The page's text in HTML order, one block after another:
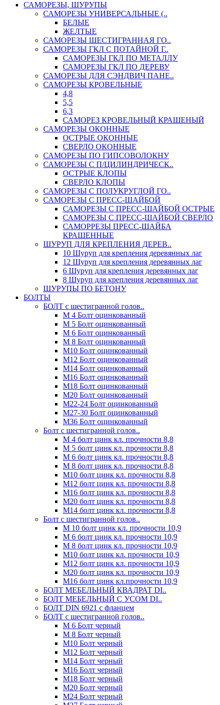
САМОРЕЗЫ, ШУРУПЫ
САМОРЕЗЫ УНИВЕРСАЛЬНЫЕ (..
БЕЛЫЕ
ЖЕЛТЫЕ
САМОРЕЗЫ ШЕСТИГРАННАЯ ГО..
САМОРЕЗЫ ГКЛ С ПОТАЙНОЙ Г..
САМОРЕЗЫ ГКЛ ПО МЕТАЛЛУ
САМОРЕЗЫ ГКЛ ПО ДЕРЕВУ
САМОРЕЗЫ ДЛЯ СЭНДВИЧ ПАНЕ..
САМОРЕЗЫ КРОВЕЛЬНЫЕ
4,8
5,5
6,3
САМОРЕЗ КРОВЕЛЬНЫЙ КРАШЕНЫЙ
САМОРЕЗЫ ОКОННЫЕ
ОСТРЫЕ ОКОННЫЕ
СВЕРЛО ОКОННЫЕ
САМОРЕЗЫ ПО ГИПСОВОЛОКНУ
САМОРЕЗЫ С П/ЦИЛИНДРИЧЕСК..
ОСТРЫЕ КЛОПЫ
СВЕРЛО КЛОПЫ
САМОРЕЗЫ С ПОЛУКРУГЛОЙ ГО..
САМОРЕЗЫ С ПРЕСС-ШАЙБОЙ
САМОРЕЗЫ С ПРЕСС-ШАЙБОЙ ОСТРЫЕ
САМОРЕЗЫ С ПРЕСС-ШАЙБОЙ СВЕРЛО
САМОРРЕЗЫ ПРЕСС-ШАЙБА
КРАШЕННЫЕ
ШУРУП ДЛЯ КРЕПЛЕНИЯ ДЕРЕВ..
10 Шуруп для крепления деревянных лаг
12 Шуруп для крепления деревянных лаг
6 Шуруп для крепления деревянных лаг
8 Шуруп для крепления деревянных лаг
ШУРУПЫ ПО БЕТОНУ
БОЛТЫ
БОЛТ с шестигранной голов..
М 4 Болт оцинкованный
М 5 Болт оцинкованный
М 6 Болт оцинкованный
М 8 Болт оцинкованный
М10 Болт оцинкованный
М12 Болт оцинкованный
М14 Болт оцинкованный
М16 Болт оцинкованный
М18 Болт оцинкованный
М20 Болт оцинкованный
М22-24 Болт оцинкованный
М27-30 Болт оцинкованный
М36 Болт оцинкованный
Болт с шестигранной голов..
М 4 болт цинк кл. прочности 8,8
М 5 болт цинк кл. прочности 8,8
М 6 болт цинк кл. прочности 8,8
М 8 болт цинк кл. прочности 8,8
М10 болт цинк кл. прочности 8,8
М12 болт цинк кл. прочности 8,8
М16 болт цинк кл. прочности 8,8
М20 болт цинк кл. прочности 8,8
М14 болт цинк кл. прочности 8,8
Болт с шестигранной голов..
М 10 болт цинк кл. прочности 10,9
М 6 болт цинк кл. прочности 10,9
М 8 болт цинк кл. прочности 10,9
М10 болт цинк кл. прочности 10,9
М12 болт цинк кл. прочности 10,9
М20 болт цинк кл. прочности 10,9
М16 болт цинк кл.прочности 10,9
БОЛТ МЕБЕЛЬНЫЙ КВАДРАТ DI..
БОЛТ МЕБЕЛЬНЫЙ С УСОМ DI..
БОЛТ DIN 6921 c фланцем
БОЛТ с шестигранной голов..
М 6 Болт черный
М 8 Болт черный
М10 Болт черный
М12 Болт черный
М14 Болт черный
М16 Болт черный
М18 Болт черный
М20 Болт черный
М24 Болт черный